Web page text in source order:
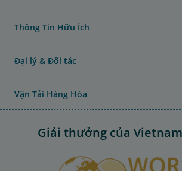
Thông Tin Hữu Ích
Đại lý & Đối tác
Vận Tải Hàng Hóa
Giải thưởng của